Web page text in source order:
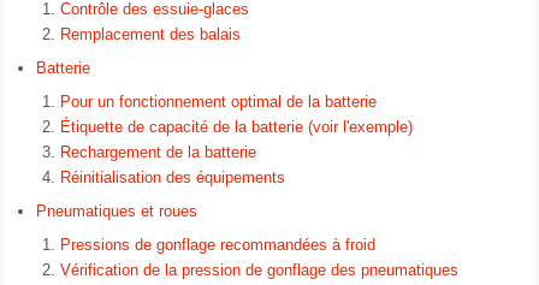
Contrôle des essuie-glaces
Remplacement des balais
Batterie
Pour un fonctionnement optimal de la batterie
Étiquette de capacité de la batterie (voir l'exemple)
Rechargement de la batterie
Réinitialisation des équipements
Pneumatiques et roues
Pressions de gonflage recommandées à froid
Vérification de la pression de gonflage des pneumatiques